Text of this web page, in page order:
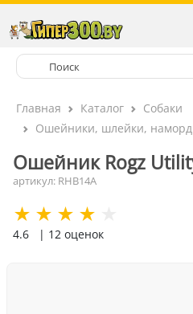
Главная Каталог
Собаки
Ошейники, шлейки,
Ошейник Rogz
артикул: RHB14A
4.6 | 12 оценок